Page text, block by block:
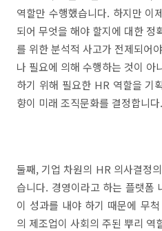
역할만 수행했습니다. 하지만 이
되어 무엇을 해야 할지에 대한 정
를 위한 분석적 사고가 전제되어
나 필요에 의해 수행하는 것이 아
하기 위해 필요한 HR 역할을 기
향이 미래 조직문화를 결정합니다.
둘째, 기업 차원의 HR 의사결정
습니다. 경영이라고 하는 플랫폼
이 성과를 내야 하기 때문에 무
의 제조업이 사회의 주된 뿌리 역